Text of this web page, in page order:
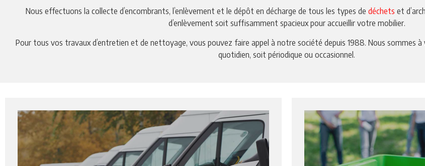
Nous effectuons la collecte d’encombrants, l’enlèvement et le dépôt en décharge de tous les types de déchets et
d’enlèvement soit suffisamment spacieux pour accueillir votre mobilier.
Pour tous vos travaux d’entretien et de nettoyage, vous pouvez faire appel à notre société depuis 1988. Nous sommes
quotidien, soit périodique ou occasionnel.